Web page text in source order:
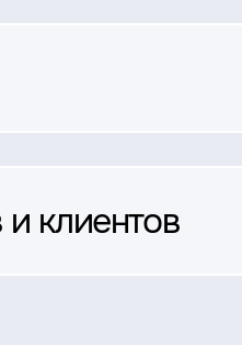
клиентов